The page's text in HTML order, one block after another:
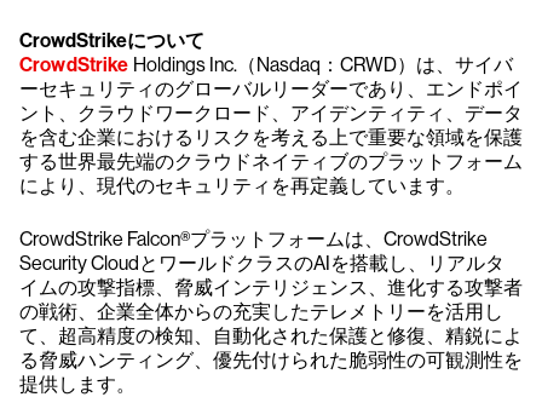
CrowdStrikeについて
CrowdStrike Holdings Inc.（Nasdaq：CRWD）は、サイバ
ーセキュリティのグローバルリーダーであり、エンドポイ
ント、クラウドワークロード、アイデンティティ、データ
を含む企業におけるリスクを考える上で重要な領域を保護
する世界最先端のクラウドネイティブのプラットフォーム
により、現代のセキュリティを再定義しています。
CrowdStrike Falcon®プラットフォームは、CrowdStrike
Security CloudとワールドクラスのAIを搭載し、リアルタ
イムの攻撃指標、脅威インテリジェンス、進化する攻撃者
の戦術、企業全体からの充実したテレメトリーを活用し
て、超高精度の検知、自動化された保護と修復、精鋭によ
る脅威ハンティング、優先付けられた脆弱性の可観測性を
提供します。